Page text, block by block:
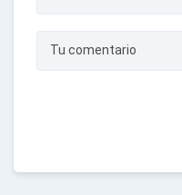
Tu comentario